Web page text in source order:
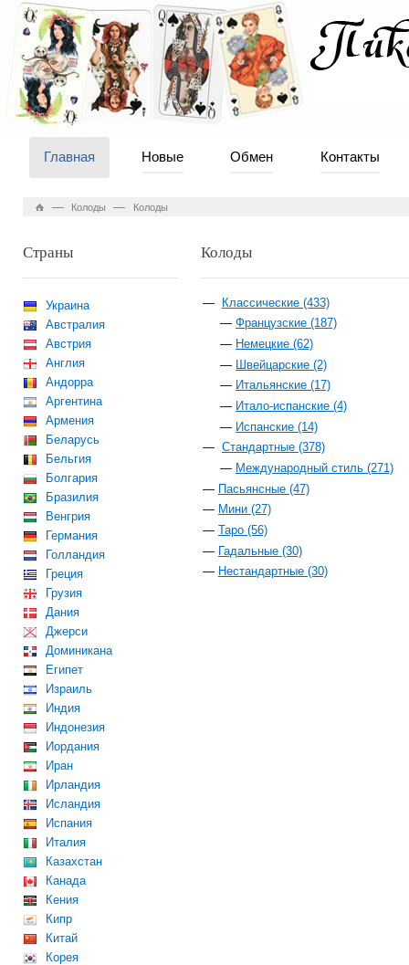
Главная Новые Обмен Контакты
— Колоды — Колоды
Страны
Украина
Австралия
Австрия
Англия
Андорра
Аргентина
Армения
Беларусь
Бельгия
Болгария
Бразилия
Венгрия
Германия
Голландия
Греция
Грузия
Дания
Джерси
Доминикана
Египет
Израиль
Индия
Индонезия
Иордания
Иран
Ирландия
Исландия
Испания
Италия
Казахстан
Канада
Кения
Кипр
Китай
Корея
Колоды
Классические (433)
Французские (187)
Немецкие (62)
Швейцарские (2)
Итальянские (17)
Итало-испанские (4)
Испанские (14)
Стандартные (378)
Международный стиль (271)
Пасьянсные (47)
Мини (27)
Таро (56)
Гадальные (30)
Нестандартные (30)